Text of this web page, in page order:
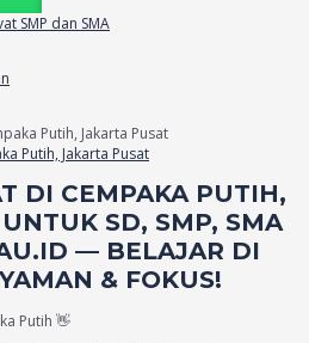
SMP dan SMA
Putih, Jakarta Pusat
DI CEMPAKA PUTIH,
SD, SMP, SMA
— BELAJAR DI
& FOKUS!
Putih 👋